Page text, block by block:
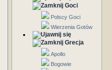
Goci
Polscy Goci
Wierzenia Gotów
Grecja
Apollo
Bogowie